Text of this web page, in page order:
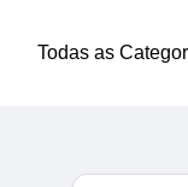
Todas as